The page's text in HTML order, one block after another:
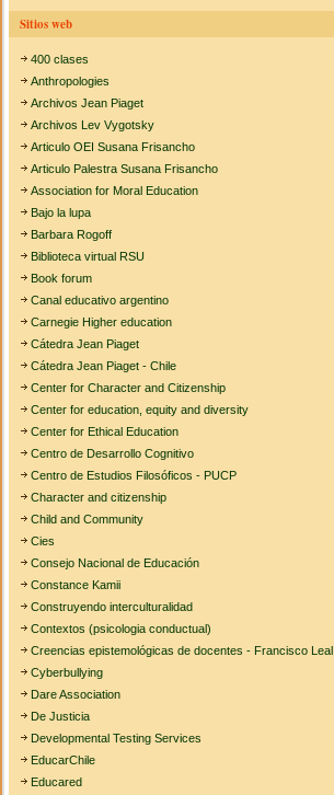
Sitios web
400 clases
Anthropologies
Archivos Jean Piaget
Archivos Lev Vygotsky
Articulo OEI Susana Frisancho
Articulo Palestra Susana Frisancho
Association for Moral Education
Bajo la lupa
Barbara Rogoff
Biblioteca virtual RSU
Book forum
Canal educativo argentino
Carnegie Higher education
Cátedra Jean Piaget
Cátedra Jean Piaget - Chile
Center for Character and Citizenship
Center for education, equity and diversity
Center for Ethical Education
Centro de Desarrollo Cognitivo
Centro de Estudios Filosóficos - PUCP
Character and citizenship
Child and Community
Cies
Consejo Nacional de Educación
Constance Kamii
Construyendo interculturalidad
Contextos (psicologia conductual)
Creencias epistemológicas de docentes - Francisco Leal
Cyberbullying
Dare Association
De Justicia
Developmental Testing Services
EducarChile
Educared